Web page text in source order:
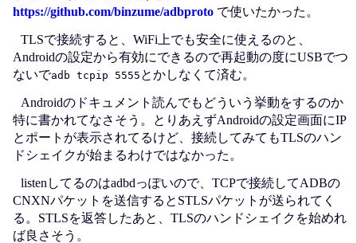
https://github.com/binzume/adbproto で使いたかった。
TLSで接続すると、WiFi上でも安全に使えるのと、
Androidの設定から有効にできるので再起動の度にUSBでつ
ないでadb tcpip 5555 とかしなくて済む。
Androidのドキュメント読んでもどういう挙動をするのか
特に書かれてなさそう。とりあえずAndroidの設定画面にIP
とポートが表示されてるけど、接続してみてもTLSのハン
ドシェイクが始まるわけではなかった。
listenしてるのはadbdっぽいので、TCPで接続してADBの
CNXNパケットを送信するとSTLSパケットが送られてく
る。STLSを返答したあと、TLSのハンドシェイクを始めれ
ば良さそう。